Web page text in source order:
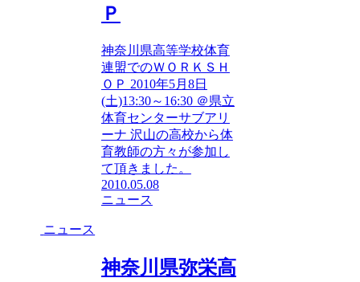
Ｐ
神奈川県高等学校体育
連盟でのＷＯＲＫＳＨ
ＯＰ 2010年5月8日
(土)13:30～16:30 ＠県立
体育センターサブアリ
ーナ 沢山の高校から体
育教師の方々が参加し
て頂きました。
2010.05.08
ニュース
ニュース
神奈川県弥栄高